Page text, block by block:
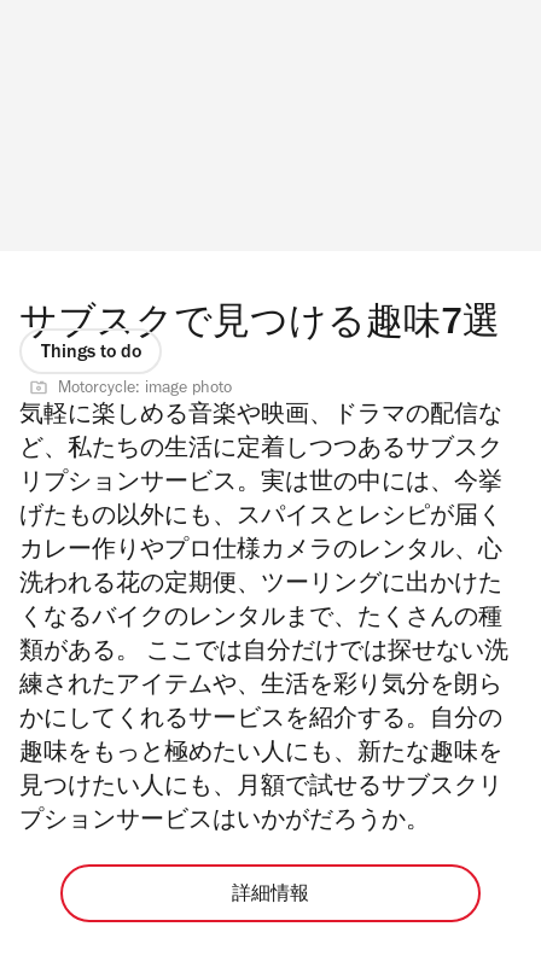
サブスクで見つける趣味7選
Things to do
Motorcycle: image photo
気軽に楽しめる音楽や映画、ドラマの配信な
ど、私たちの生活に定着しつつあるサブスク
リプションサービス。実は世の中には、今挙
げたもの以外にも、スパイスとレシピが届く
カレー作りやプロ仕様カメラのレンタル、心
洗われる花の定期便、ツーリングに出かけた
くなるバイクのレンタルまで、たくさんの種
類がある。 ここでは自分だけでは探せない洗
練されたアイテムや、生活を彩り気分を朗ら
かにしてくれるサービスを紹介する。自分の
趣味をもっと極めたい人にも、新たな趣味を
見つけたい人にも、月額で試せるサブスクリ
プションサービスはいかがだろうか。
詳細情報